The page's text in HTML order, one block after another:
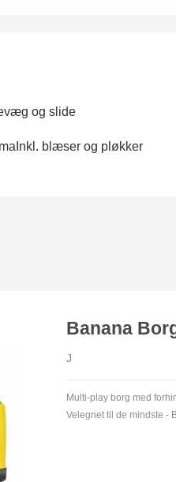
og slide
blæser og pløkker
Banana
J
Multi-play borg med
Velegnet til de mindste -